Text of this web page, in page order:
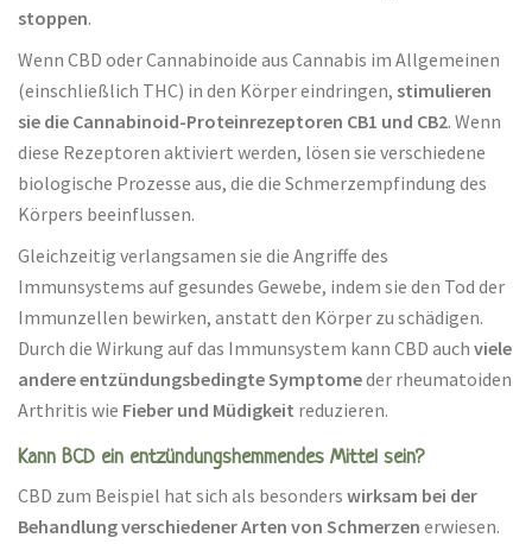
stoppen.
Wenn CBD oder Cannabinoide aus Cannabis im Allgemeinen
(einschließlich THC) in den Körper eindringen, stimulieren
sie die Cannabinoid-Proteinrezeptoren CB1 und CB2. Wenn
diese Rezeptoren aktiviert werden, lösen sie verschiedene
biologische Prozesse aus, die die Schmerzempfindung des
Körpers beeinflussen.
Gleichzeitig verlangsamen sie die Angriffe des
Immunsystems auf gesundes Gewebe, indem sie den Tod der
Immunzellen bewirken, anstatt den Körper zu schädigen.
Durch die Wirkung auf das Immunsystem kann CBD auch viele
andere entzündungsbedingte Symptomeder rheumatoiden
Arthritis wie Fieber und Müdigkeit reduzieren.
Kann BCD ein entzündungshemmendes Mittel sein?
CBD zum Beispiel hat sich als besonders wirksam bei der
Behandlung verschiedener Arten von Schmerzen erwiesen.